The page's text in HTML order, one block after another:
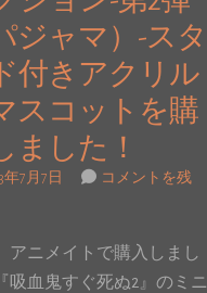
ジャマ）-スタ
付きアクリル
スコットを購
ました！
年7月7日
コメントを残
アニメイトで購入しまし
吸血鬼すぐ死ぬ2』のミニ